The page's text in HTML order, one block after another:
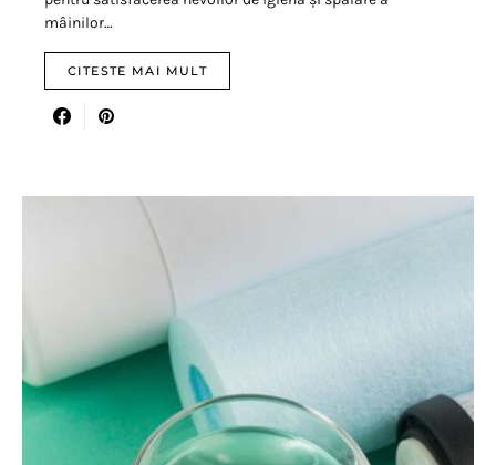
mâinilor…
CITESTE MAI MULT